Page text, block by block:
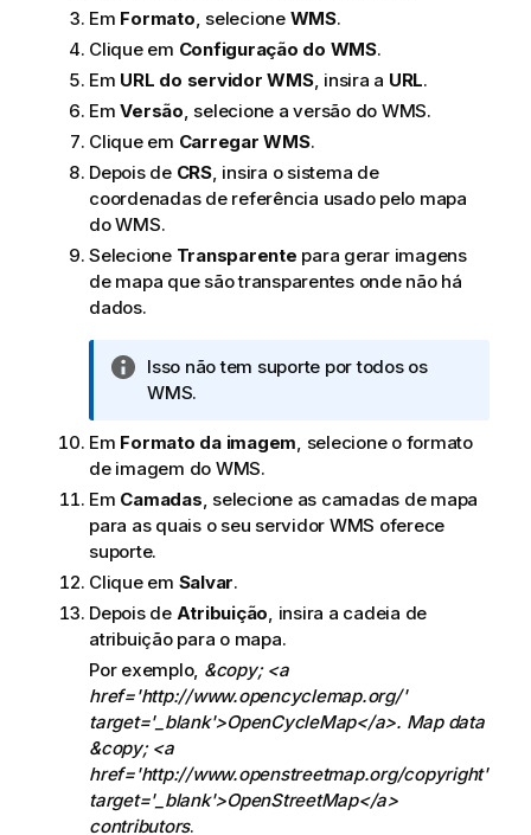
Em Formato , selecione WMS.
Clique em Configuração do WMS.
Em URL do servidor WMS, insira a URL.
EmVersão , selecione a versão do WMS.
Clique em Carregar WMS.
Depois de CRS, insira o sistema de
coordenadas de referência usado pelo mapa
doWMS.
Selecione Transparente para gerar imagens
de mapa que são transparentes onde não há
dados.
N
o
a
i
n
f
o
r
a
t
i
v
a
Isso não tem suporte por todos os
WMS.
Em Formato da imagem , selecione o formato
de imagem do WMS.
Em Camadas , selecione as camadas de mapa
para as quais o seu servidor WMS oferece
suporte.
Clique em Salvar.
Depois de Atribuição , insira a cadeia de
atribuição para o mapa.
Por exemplo, &copy; <a
href='http://www.opencyclemap.org/'
target='_blank'>OpenCycleMap</a>. Map data
&copy; <a
href='http://www.openstreetmap.org/copyright'
target='_blank'>OpenStreetMap</a>
contributors.